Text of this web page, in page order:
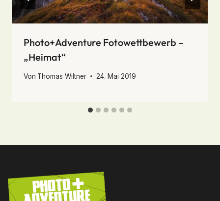
Photo+Adventure Fotowettbewerb –
„Heimat“
Von Thomas Wiltner 24. Mai 2019